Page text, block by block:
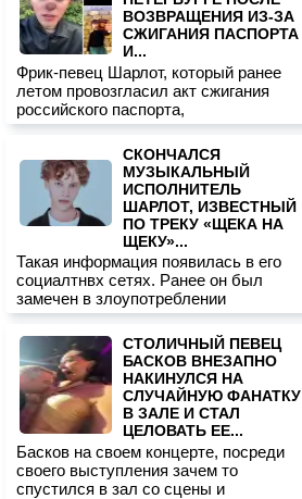
ВОЗВРАЩЕНИЯ ИЗ-ЗА
СЖИГАНИЯ ПАСПОРТА
И...
Фрик-певец Шарлот, который ранее
летом провозгласил акт сжигания
российского паспорта,
СКОНЧАЛСЯ
МУЗЫКАЛЬНЫЙ
ИСПОЛНИТЕЛЬ
ШАРЛОТ, ИЗВЕСТНЫЙ
ПО ТРЕКУ «ЩЕКА НА
ЩЕКУ»...
Такая информация появилась в его
социалтнвх сетях. Ранее он был
замечен в злоупотреблении
СТОЛИЧНЫЙ ПЕВЕЦ
БАСКОВ ВНЕЗАПНО
НАКИНУЛСЯ НА
СЛУЧАЙНУЮ ФАНАТКУ
В ЗАЛЕ И СТАЛ
ЦЕЛОВАТЬ ЕЕ...
Басков на своем концерте, посреди
своего выступления зачем то
спустился в зал со сцены и